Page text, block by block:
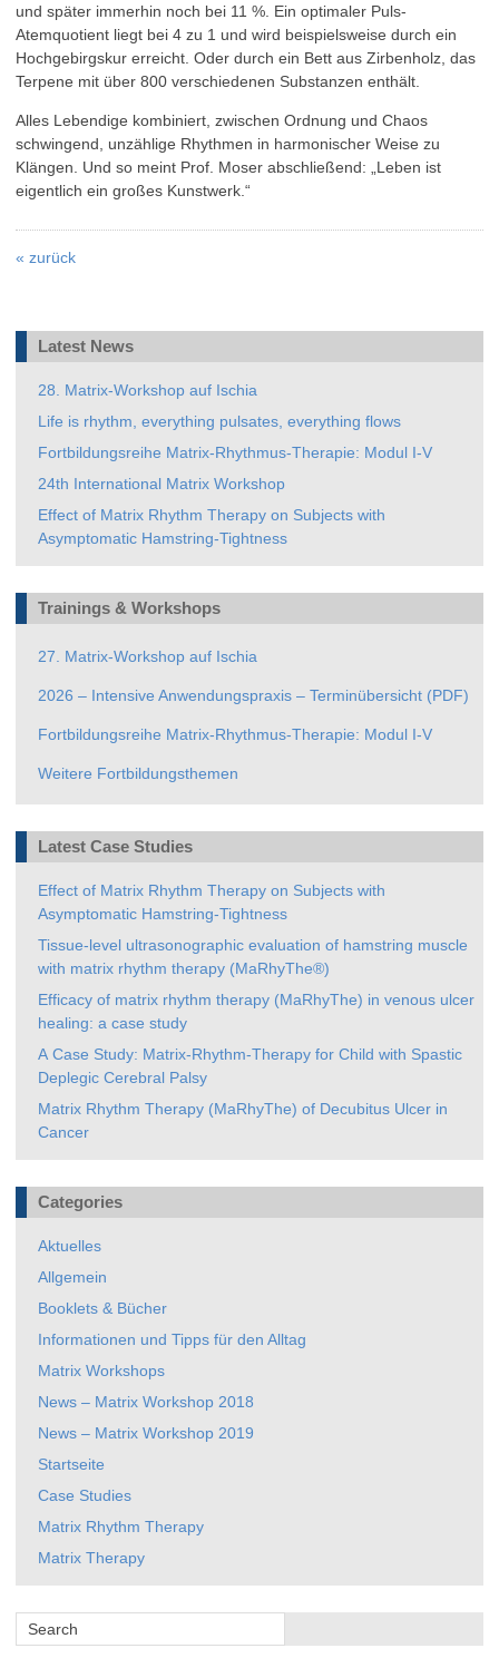
und später immerhin noch bei 11 %. Ein optimaler Puls-
Atemquotient liegt bei 4 zu 1 und wird beispielsweise durch ein
Hochgebirgskur erreicht. Oder durch ein Bett aus Zirbenholz, das
Terpene mit über 800 verschiedenen Substanzen enthält.
Alles Lebendige kombiniert, zwischen Ordnung und Chaos
schwingend, unzählige Rhythmen in harmonischer Weise zu
Klängen. Und so meint Prof. Moser abschließend: „Leben ist
eigentlich ein großes Kunstwerk.“
« zurück
Latest News
28. Matrix-Workshop auf Ischia
Life is rhythm, everything pulsates, everything flows
Fortbildungsreihe Matrix-Rhythmus-Therapie: Modul I-V
24th International Matrix Workshop
Effect of Matrix Rhythm Therapy on Subjects with
Asymptomatic Hamstring-Tightness
Trainings & Workshops
27. Matrix-Workshop auf Ischia
2026 – Intensive Anwendungspraxis – Terminübersicht (PDF)
Fortbildungsreihe Matrix-Rhythmus-Therapie: Modul I-V
Weitere Fortbildungsthemen
Latest Case Studies
Effect of Matrix Rhythm Therapy on Subjects with
Asymptomatic Hamstring-Tightness
Tissue-level ultrasonographic evaluation of hamstring muscle
with matrix rhythm therapy (MaRhyThe®)
Efficacy of matrix rhythm therapy (MaRhyThe) in venous ulcer
healing: a case study
A Case Study: Matrix-Rhythm-Therapy for Child with Spastic
Deplegic Cerebral Palsy
Matrix Rhythm Therapy (MaRhyThe) of Decubitus Ulcer in
Cancer
Categories
Aktuelles
Allgemein
Booklets & Bücher
Informationen und Tipps für den Alltag
Matrix Workshops
News – Matrix Workshop 2018
News – Matrix Workshop 2019
Startseite
Case Studies
Matrix Rhythm Therapy
Matrix Therapy